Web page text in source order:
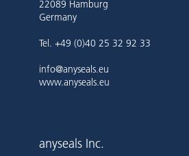
22089 Hamburg
Germany
Tel. +49 (0)40 25 32 92 33
info@anyseals.eu
www.anyseals.eu
anyseals Inc.